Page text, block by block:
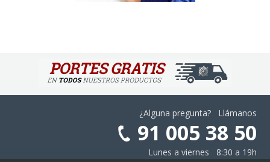
¿Alguna pregunta? Llámanos
91 005 38 50
Lunes a viernes 8:30 a 19h